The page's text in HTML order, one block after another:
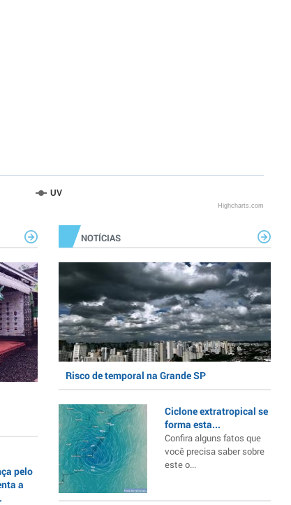
UV
Highcharts.com
pelo
a
NOTÍCIAS
Risco de temporal na Grande SP
Ciclone extratropical se
forma esta...
Confira alguns fatos que
você precisa saber sobre
este o...